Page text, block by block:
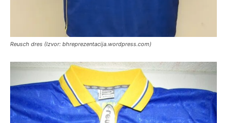
Reusch dres (Izvor: bhreprezentacija.wordpress.com)